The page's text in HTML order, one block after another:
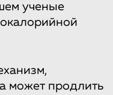
ученые
может продлить